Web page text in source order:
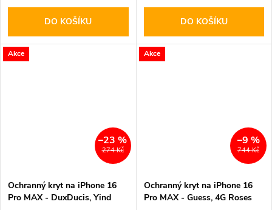
DO KOŠÍKU DO KOŠÍKU
Akce
274 Kč
–23 %
Ochranný kryt na iPhone 16
Pro MAX - DuxDucis, Yind
Akce
744 Kč
–9 %
Ochranný kryt na iPhone 16
Pro MAX - Guess, 4G Roses